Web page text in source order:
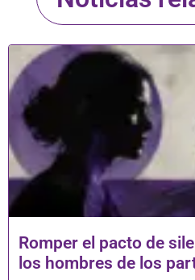
Romper el pacto de
los hombres de los